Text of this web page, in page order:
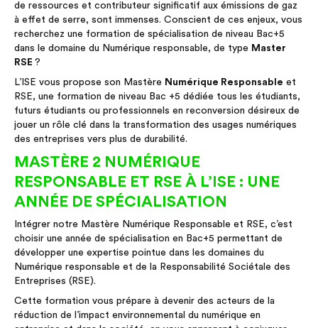
de ressources et contributeur significatif aux émissions de gaz
à effet de serre, sont immenses. Conscient de ces enjeux, vous
recherchez une formation de spécialisation de niveau Bac+5
dans le domaine du Numérique responsable, de type Master
RSE ?
L’ISE vous propose son Mastère Numérique Responsable et
RSE, une formation de niveau Bac +5 dédiée tous les étudiants,
futurs étudiants ou professionnels en reconversion désireux de
jouer un rôle clé dans la transformation des usages numériques
des entreprises vers plus de durabilité.
MASTÈRE 2 NUMÉRIQUE
RESPONSABLE ET RSE À L’ISE : UNE
ANNÉE DE SPÉCIALISATION
Intégrer notre Mastère Numérique Responsable et RSE, c’est
choisir une année de spécialisation en Bac+5 permettant de
développer une expertise pointue dans les domaines du
Numérique responsable et de la Responsabilité Sociétale des
Entreprises (RSE).
Cette formation vous prépare à devenir des acteurs de la
réduction de l’impact environnemental du numérique en